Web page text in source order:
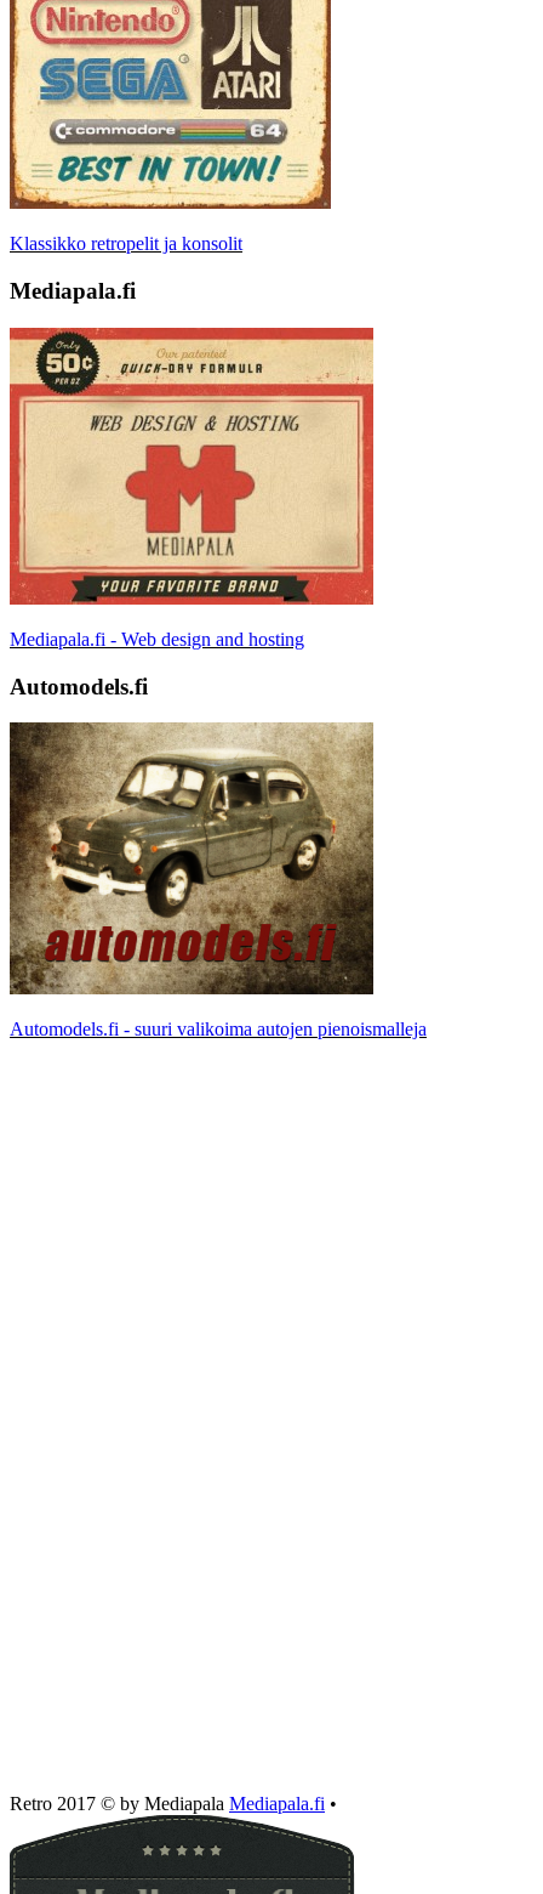
Klassikko retropelit ja konsolit
Mediapala.fi
Mediapala.fi - Web design and hosting
Automodels.fi
Automodels.fi - suuri valikoima autojen pienoismalleja
Retro 2017 © by Mediapala Mediapala.fi •